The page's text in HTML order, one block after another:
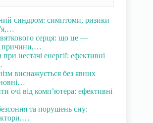
синдром: симптоми, ризики
серця: що це —
причини,…
нестачі енергії: ефективні
виснажується без явних
очі від комп’ютера: ефективні
та порушень сну: